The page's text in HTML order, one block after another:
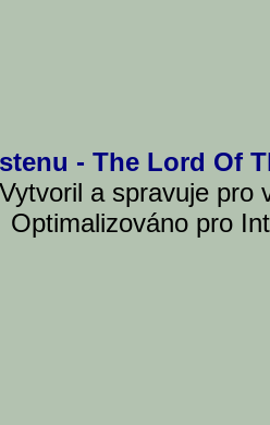
- The Lord Of
Vytvoril a spravuje pro
Optimalizováno pro